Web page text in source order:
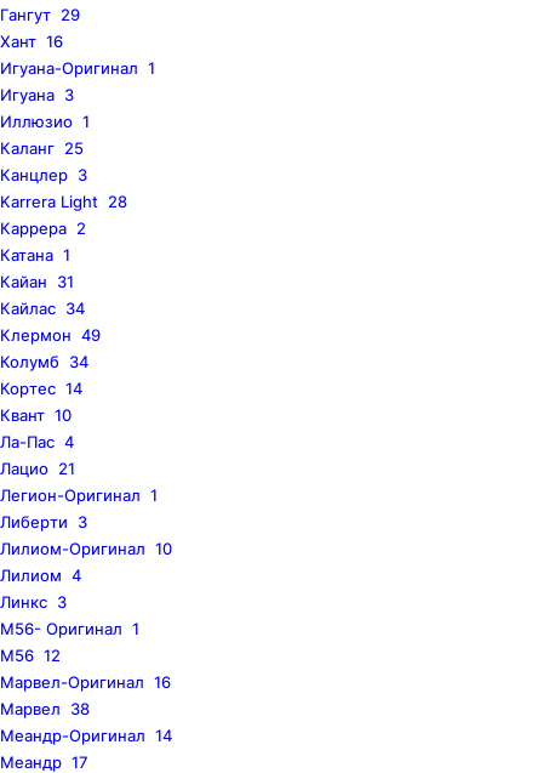
Гангут 29
Хант 16
Игуана-Оригинал 1
Игуана 3
Иллюзио 1
Каланг 25
Канцлер 3
Karrera Light 28
Каррера 2
Катана 1
Кайан
31
Кайлас 34
Клермон 49
Колумб
34
Кортес 14
Квант 10
Ла-Пас 4
Лацио 21
Легион-Оригинал 1
Либерти
3
Лилиом-Оригинал 10
Лилиом 4
Линкс 3
M56- Оригинал 1
M56 12
Марвел-Оригинал 16
Марвел
38
Меандр-Оригинал 14
Меандр 17